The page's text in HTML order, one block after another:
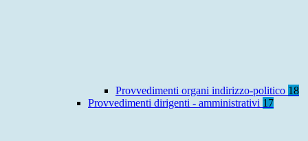
Provvedimenti organi indirizzo-politico 18
Provvedimenti dirigenti - amministrativi 17